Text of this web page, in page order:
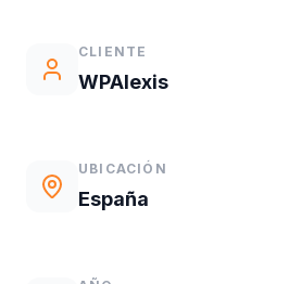
CLIENTE
WPAlexis
UBICACIÓN
España